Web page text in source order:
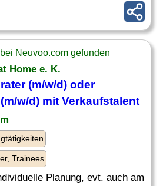
Neuvoo.com gefunden
Home e. K.
(m/w/d) oder
w/d) mit Verkaufstalent
Trainees
Planung, evt. auch am